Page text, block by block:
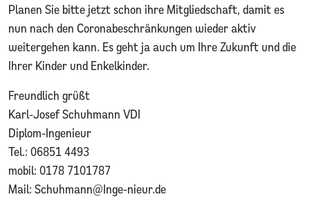
Planen Sie bitte jetzt schon ihre Mitgliedschaft, damit es
nun nach den Coronabeschränkungen wieder aktiv
weitergehen kann. Es geht ja auch um Ihre Zukunft und die
Ihrer Kinder und Enkelkinder.
Freundlich grüßt
Karl-Josef Schuhmann VDI
Diplom-Ingenieur
Tel.: 06851 4493
mobil: 0178 7101787
Mail: Schuhmann@Inge-nieur.de